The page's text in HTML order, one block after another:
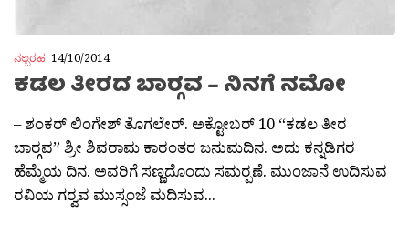
ನಲ್ಬರಹ 14/10/2014
ಕಡಲ ತೀರದ ಬಾರ‍್ಗವ – ನಿನಗೆ ನಮೋ
– ಶಂಕರ್ ಲಿಂಗೇಶ್ ತೊಗಲೇರ್. ಅಕ್ಟೋಬರ್ 10 “ಕಡಲ ತೀರ
ಬಾರ‍್ಗವ” ಶ್ರೀ ಶಿವರಾಮ ಕಾರಂತರ ಜನುಮದಿನ. ಅದು ಕನ್ನಡಿಗರ
ಹೆಮ್ಮೆಯ ದಿನ. ಅವರಿಗೆ ಸಣ್ಣದೊಂದು ಸಮರ‍್ಪಣೆ. ಮುಂಜಾನೆ ಉದಿಸುವ
ರವಿಯ ಗರ‍್ವವ ಮುಸ್ಸಂಜೆ ಮದಿಸುವ...